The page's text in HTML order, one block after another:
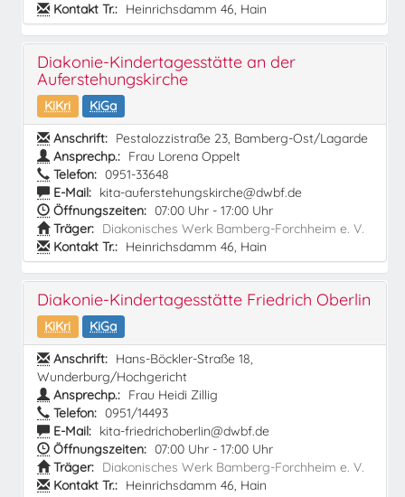
Kontakt Tr.: Heinrichsdamm 46, Hain
Diakonie-Kindertagesstätte an der
Auferstehungskirche
KiKri
KiGa
Anschrift: Pestalozzistraße 23, Bamberg-Ost/Lagarde
Ansprechp.: Frau Lorena Oppelt
Telefon: 0951-33648
E-Mail: kita-auferstehungskirche@dwbf.de
Öffnungszeiten: 07:00 Uhr - 17:00 Uhr
Träger: Diakonisches Werk Bamberg-Forchheim e. V.
Kontakt Tr.: Heinrichsdamm 46, Hain
Diakonie-Kindertagesstätte Friedrich Oberlin
KiKri
KiGa
Anschrift: Hans-Böckler-Straße 18,
Wunderburg/Hochgericht
Ansprechp.: Frau Heidi Zillig
Telefon: 0951/14493
E-Mail: kita-friedrichoberlin@dwbf.de
Öffnungszeiten: 07:00 Uhr - 17:00 Uhr
Träger: Diakonisches Werk Bamberg-Forchheim e. V.
Kontakt Tr.: Heinrichsdamm 46, Hain